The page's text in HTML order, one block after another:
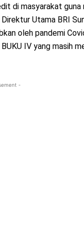
di masyarakat guna
Utama BRI
oleh pandemi
IV yang masih
-